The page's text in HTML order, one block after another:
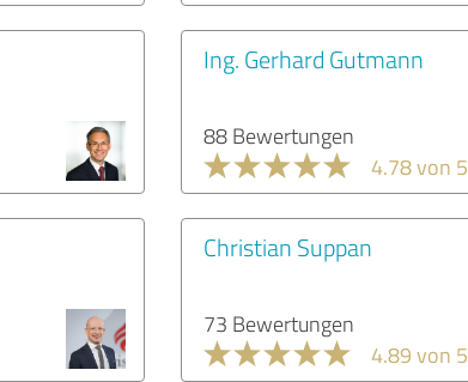
Ing. Gerhard Gutmann
88 Bewertungen
4.78 von 5
Christian Suppan
73 Bewertungen
4.89 von 5